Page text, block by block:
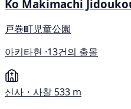
Ko Makimachi
戸巻町児童公園
아키타현 ·13건의 출몰
신사・사찰 533 m